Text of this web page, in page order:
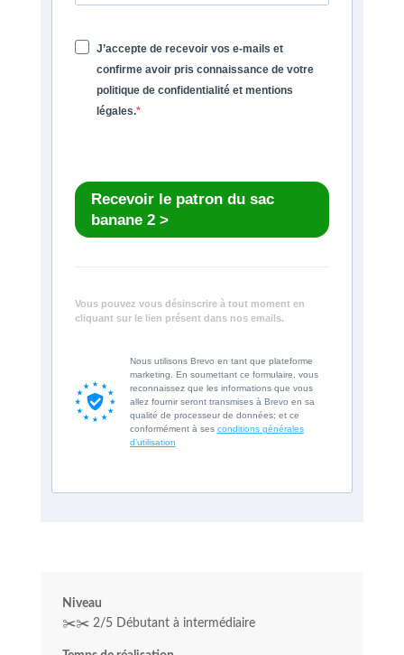
J’accepte de recevoir vos e-mails et
confirme avoir pris connaissance de votre
politique de confidentialité et mentions
légales.
Recevoir le patron du sac
banane 2 >
Vous pouvez vous désinscrire à tout moment en
cliquant sur le lien présent dans nos emails.
Nous utilisons Brevo en tant que plateforme
marketing. En soumettant ce formulaire, vous
reconnaissez que les informations que vous
allez fournir seront transmises à Brevo en sa
qualité de processeur de données; et ce
conformément à ses conditions générales
d’utilisation
Niveau
✂️✂️ 2/5 Débutant à intermédiaire